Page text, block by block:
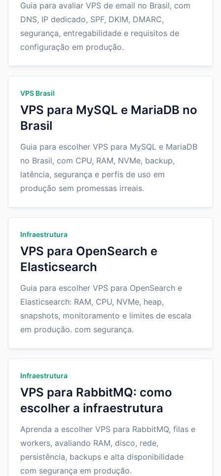
Guia para avaliar VPS de email no Brasil, com
DNS, IP dedicado, SPF, DKIM, DMARC,
segurança, entregabilidade e requisitos de
configuração em produção.
VPS Brasil
VPS para MySQL e MariaDB no
Brasil
Guia para escolher VPS para MySQL e MariaDB
no Brasil, com CPU, RAM, NVMe, backup,
latência, segurança e perfis de uso em
produção sem promessas irreais.
Infraestrutura
VPS para OpenSearch e
Elasticsearch
Guia para escolher VPS para OpenSearch e
Elasticsearch: RAM, CPU, NVMe, heap,
snapshots, monitoramento e limites de escala
em produção. com segurança.
Infraestrutura
VPS para RabbitMQ: como
escolher a infraestrutura
Aprenda a escolher VPS para RabbitMQ, filas e
workers, avaliando RAM, disco, rede,
persistência, backups e alta disponibilidade
com segurança em produção.